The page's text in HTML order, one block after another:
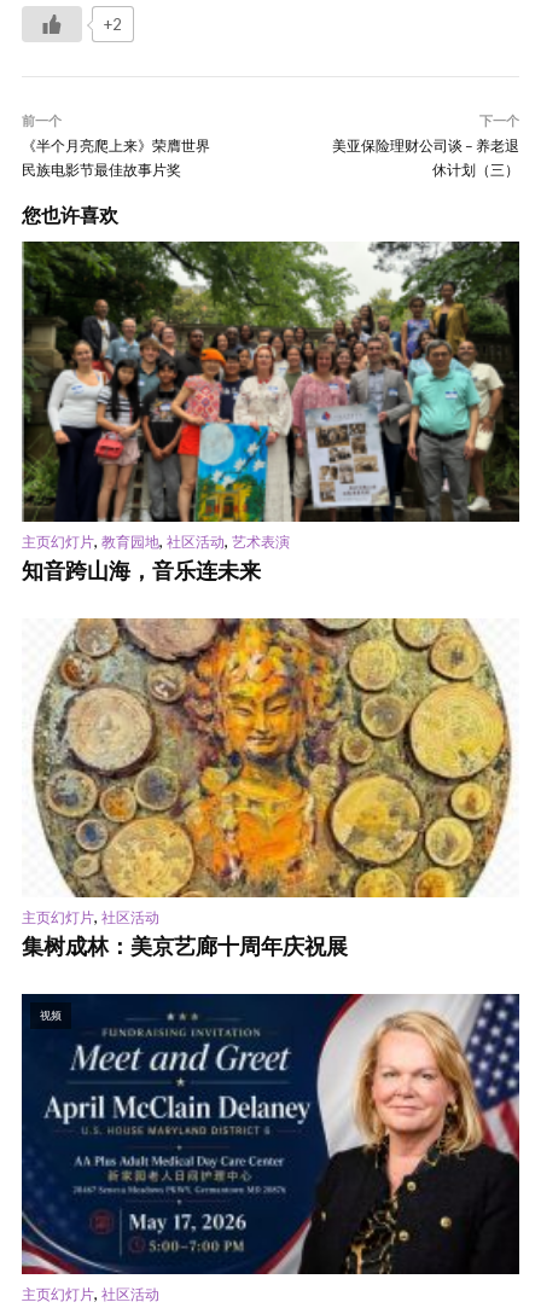
+2
前一个
《半个月亮爬上来》荣膺世界
民族电影节最佳故事片奖
下一个
美亚保险理财公司谈 – 养老退
休计划（三）
您也许喜欢
主页幻灯片, 教育园地, 社区活动, 艺术表演
知音跨山海，音乐连未来
主页幻灯片, 社区活动
集树成林：美京艺廊十周年庆祝展
视频
主页幻灯片, 社区活动